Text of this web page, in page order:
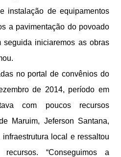
instalação de equipamentos
a pavimentação do povoado
iniciaremos as obras
no portal de convênios do
de 2014, período em
com poucos recursos
Maruim, Jeferson Santana,
local e ressaltou
“Conseguimos a